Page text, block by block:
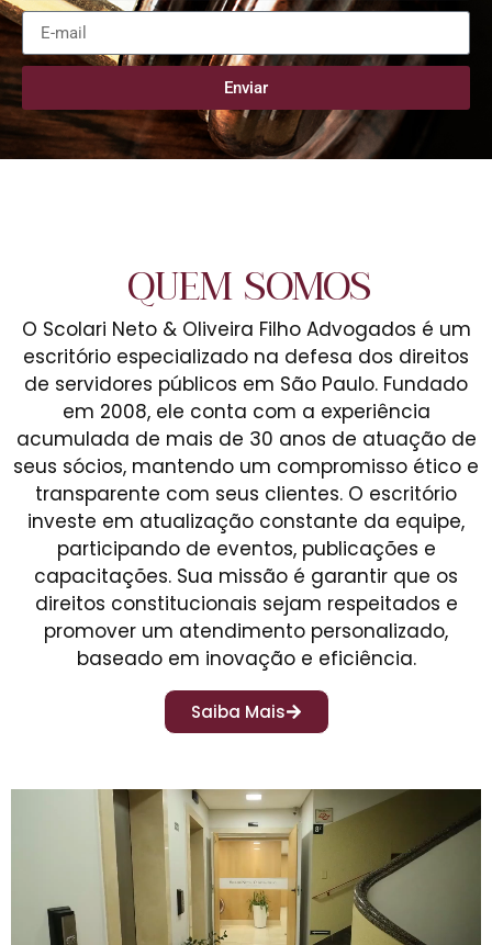
Enviar
QUEM SOMOS
O Scolari Neto & Oliveira Filho Advogados é um
escritório especializado na defesa dos direitos
de servidores públicos em São Paulo. Fundado
em 2008, ele conta com a experiência
acumulada de mais de 30 anos de atuação de
seus sócios, mantendo um compromisso ético e
transparente com seus clientes. O escritório
investe em atualização constante da equipe,
participando de eventos, publicações e
capacitações. Sua missão é garantir que os
direitos constitucionais sejam respeitados e
promover um atendimento personalizado,
baseado em inovação e eficiência.
Saiba Mais